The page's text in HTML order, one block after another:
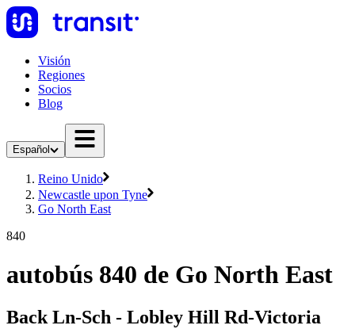
Visión
Regiones
Socios
Blog
Español
Reino Unido
Newcastle upon Tyne
Go North East
840
autobús 840 de Go North East
Back Ln-Sch - Lobley Hill Rd-Victoria